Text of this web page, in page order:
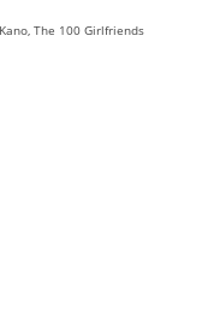
The 100 Girlfriends